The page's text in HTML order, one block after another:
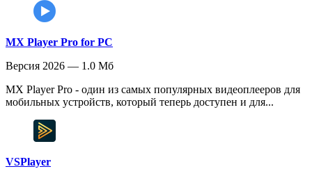
MX Player Pro for PC
Версия 2026 — 1.0 Мб
MX Player Pro - один из самых популярных видеоплееров для
мобильных устройств, который теперь доступен и для...
VSPlayer